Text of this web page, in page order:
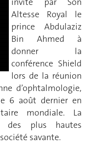
Altesse Royal le
prince Abdulaziz
Bin Ahmed à
donner la
conférence Shield
lors de la réunion
d’ophtalmologie,
6 août dernier en
mondiale. La
des plus hautes
savante.